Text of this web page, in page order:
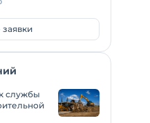
заявки
службы